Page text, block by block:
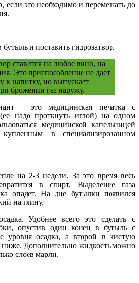
если это необходимо и перемешать до
и поставить гидрозатвор.
ставится на любое вино, на
Это приспособление не дает
к напитку, но выпускает
брожении газ наружу.
– это медицинская печатка с
надо проткнуть иглой) на одном
медицинской капельницей
в специализированном
на 2-3 недели. За это время весь
в спирт. Выделение газа
опадет. На дне бутылки появился
на глину.
Удобнее всего это сделать с
опустив один конец в бутыль с
осадка, а второй в чистую
ниже. Дополнительно жидкость можно
слоев марли.